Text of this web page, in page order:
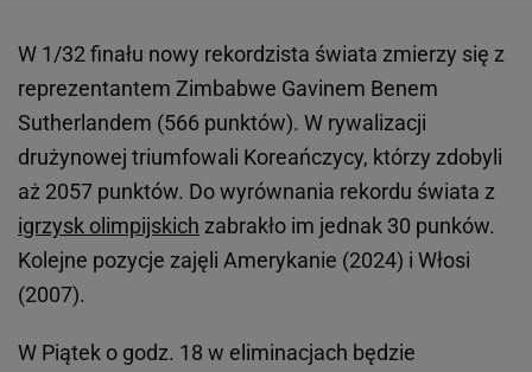
W 1/32 finału nowy rekordzista świata zmierzy się z
reprezentantem Zimbabwe Gavinem Benem
Sutherlandem (566 punktów). W rywalizacji
drużynowej triumfowali Koreańczycy, którzy zdobyli
aż 2057 punktów. Do wyrównania rekordu świata z
igrzysk olimpijskich zabrakło im jednak 30 punków.
Kolejne pozycje zajęli Amerykanie (2024) i Włosi
(2007).
W Piątek o godz. 18 w eliminacjach będzie